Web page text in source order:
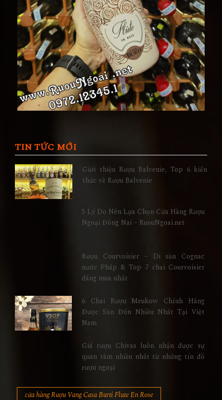
TIN TỨC MỚI
Giới thiệu Rượu Balvenie, Top 6 kiến
thức về Rượu Balvenie
5 Lý Do Nên Lựa Chọn Cửa Hàng Rượu
Ngoại Đồng Nai – RuouNgoai.net
Rượu Courvoisier – Di sản Cognac
nước Pháp & Top 7 chai Courvoisier
đáng mua nhất
6 Chai Rượu Meukow Chính Hãng
Được Săn Đón Nhiều Nhất Tại Việt
Nam
Giá rượu Chivas luôn nhận được sự
quan tâm nhiều nhất từ những tín đồ
rượu ngoại
cửa hàng Rượu Vang Casa Burti Flute En Rose